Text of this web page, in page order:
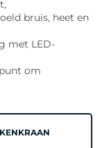
bruis, heet en
met LED-
om